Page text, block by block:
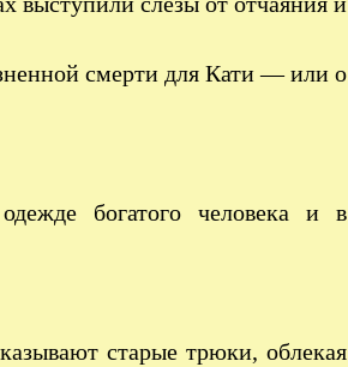
смерти для Кати — или о
богатого человека и в
старые трюки, облекая